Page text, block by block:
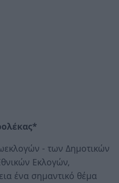
- των Δημοτικών
Εκλογών,
ένα σημαντικό θέμα